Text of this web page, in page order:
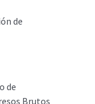
de
de
Brutos